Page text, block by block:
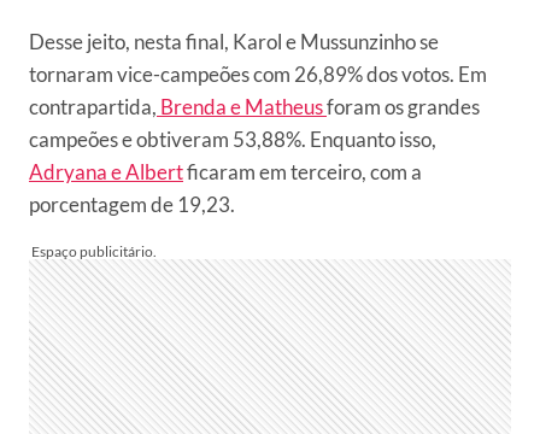
Desse jeito, nesta final, Karol e Mussunzinho se
tornaram vice-campeões com 26,89% dos votos. Em
contrapartida, Brenda e Matheusforam os grandes
campeões e obtiveram 53,88%. Enquanto isso,
Adryana e Albertficaram em terceiro, com a
porcentagem de 19,23.